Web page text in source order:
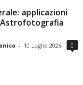
applicazioni
- 10 Luglio 2026 0